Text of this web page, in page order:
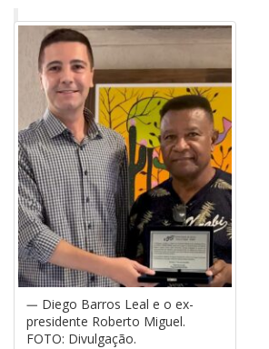
Diego Barros Leal e o ex-
presidente Roberto Miguel.
FOTO: Divulgação.